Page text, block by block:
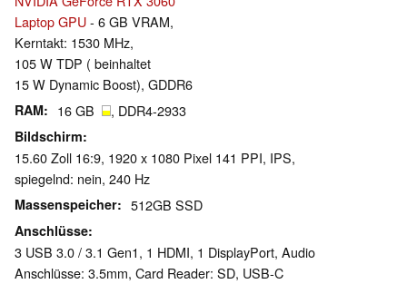
Laptop GPU- 6 GB VRAM,
Kerntakt: 1530 MHz,
105 W TDP ( beinhaltet
15 W Dynamic Boost), GDDR6
RAM 16 GB , DDR4-2933
Bildschirm
15.60 Zoll 16:9, 1920 x 1080 Pixel 141 PPI, IPS,
spiegelnd: nein, 240 Hz
Massenspeicher 512GB SSD
Anschlüsse
3 USB 3.0 / 3.1 Gen1, 1 HDMI, 1 DisplayPort, Audio
Anschlüsse: 3.5mm, Card Reader: SD, USB-C